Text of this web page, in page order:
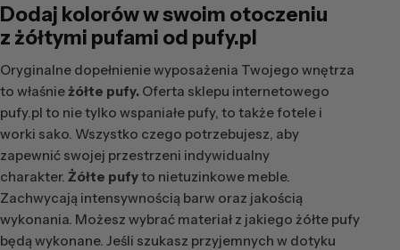
Dodaj kolorów w swoim otoczeniu
z żółtymi pufami od pufy.pl
Oryginalne dopełnienie wyposażenia Twojego wnętrza
to właśnie żółte pufy. Oferta sklepu internetowego
pufy.pl to nie tylko wspaniałe pufy, to także fotele i
worki sako. Wszystko czego potrzebujesz, aby
zapewnić swojej przestrzeni indywidualny
charakter. Żółte pufyto nietuzinkowe meble.
Zachwycają intensywnością barw oraz jakością
wykonania. Możesz wybrać materiał z jakiego żółte pufy
będą wykonane. Jeśli szukasz przyjemnych w dotyku